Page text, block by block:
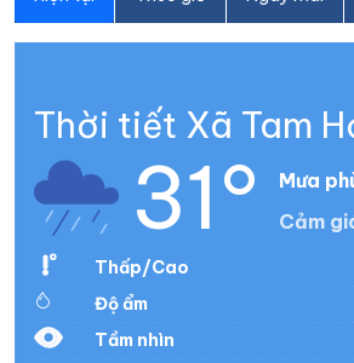
Thời tiết Xã Tam
31°
Mưa
Cảm
Thấp/Cao
Độ ẩm
Tầm nhìn